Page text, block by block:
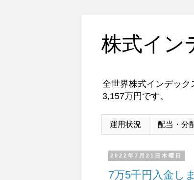
株式イン
全世界株式インデッ
3,157万円です。
運用状況 配当・分
2022年7月21日木曜日
7万5千円入金し